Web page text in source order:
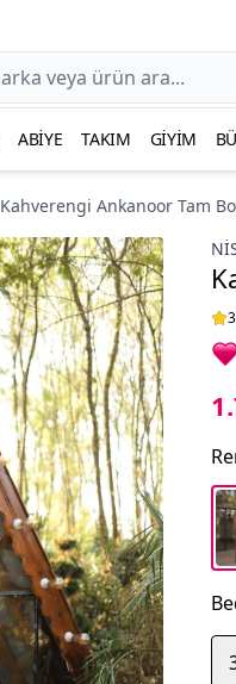
ABIYE TAKIM GIYIM
Kahverengi Ankanoor Tam